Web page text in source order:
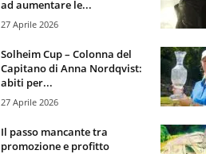
ad aumentare le...
27 Aprile 2026
Solheim Cup – Colonna del
Capitano di Anna Nordqvist:
abiti per...
27 Aprile 2026
Il passo mancante tra
promozione e profitto